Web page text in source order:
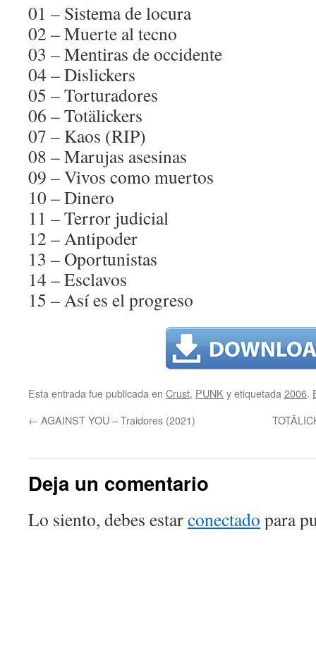
01 – Sistema de locura
02 – Muerte al tecno
03 – Mentiras de occidente
04 – Dislickers
05 – Torturadores
06 – Totälickers
07 – Kaos (RIP)
08 – Marujas asesinas
09 – Vivos como muertos
10 – Dinero
11 – Terror judicial
12 – Antipoder
13 – Oportunistas
14 – Esclavos
15 – Así es el progreso
Esta entrada fue publicada en Crust, PUNK y etiquetada 2006.
← AGAINST YOU – Traidores (2021)
Deja un comentario
Lo siento, debes estarconectado para